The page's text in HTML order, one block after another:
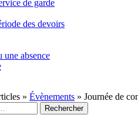
de garde
des devoirs
une absence
» Évènements » Journée de